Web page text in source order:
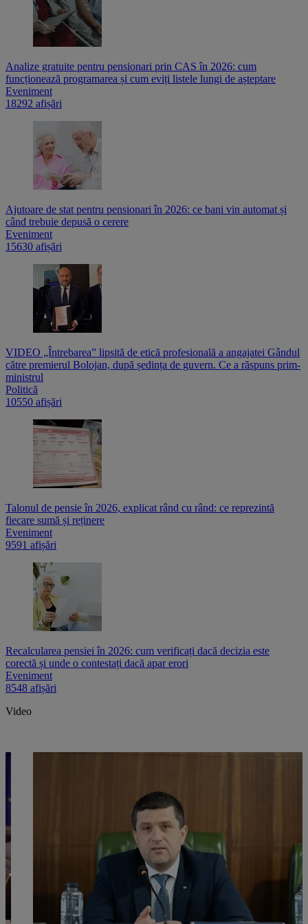
Analize gratuite pentru pensionari prin CAS în 2026: cum
funcționează programarea și cum eviți listele lungi de așteptare
Eveniment
18292 afișări
Ajutoare de stat pentru pensionari în 2026: ce bani vin automat și
când trebuie depusă o cerere
Eveniment
15630 afișări
VIDEO „Întrebarea” lipsită de etică profesională a angajatei Gândul
către premierul Bolojan, după ședința de guvern. Ce a răspuns prim-
ministrul
Politică
10550 afișări
Talonul de pensie în 2026, explicat rând cu rând: ce reprezintă
fiecare sumă și reținere
Eveniment
9591 afișări
Recalcularea pensiei în 2026: cum verificați dacă decizia este
corectă și unde o contestați dacă apar erori
Eveniment
8548 afișări
Video